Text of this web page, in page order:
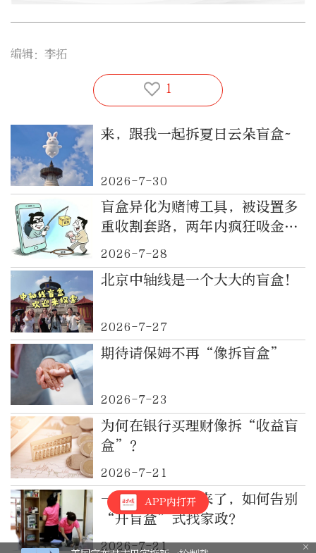
编辑：李拓
1
来，跟我一起拆夏日云朵盲盒~
2026-7-30
盲盒异化为赌博工具，被设置多
重收割套路，两年内疯狂吸金超
6亿元
2026-7-28
北京中轴线是一个大大的盲盒！
2026-7-27
期待请保姆不再“像拆盲盒”
2026-7-23
为何在银行买理财像拆“收益盲
盒”？
2026-7-21
一问到底丨新政来了，如何告别
“开盲盒”式找家政？
2026-7-21
APP内打开